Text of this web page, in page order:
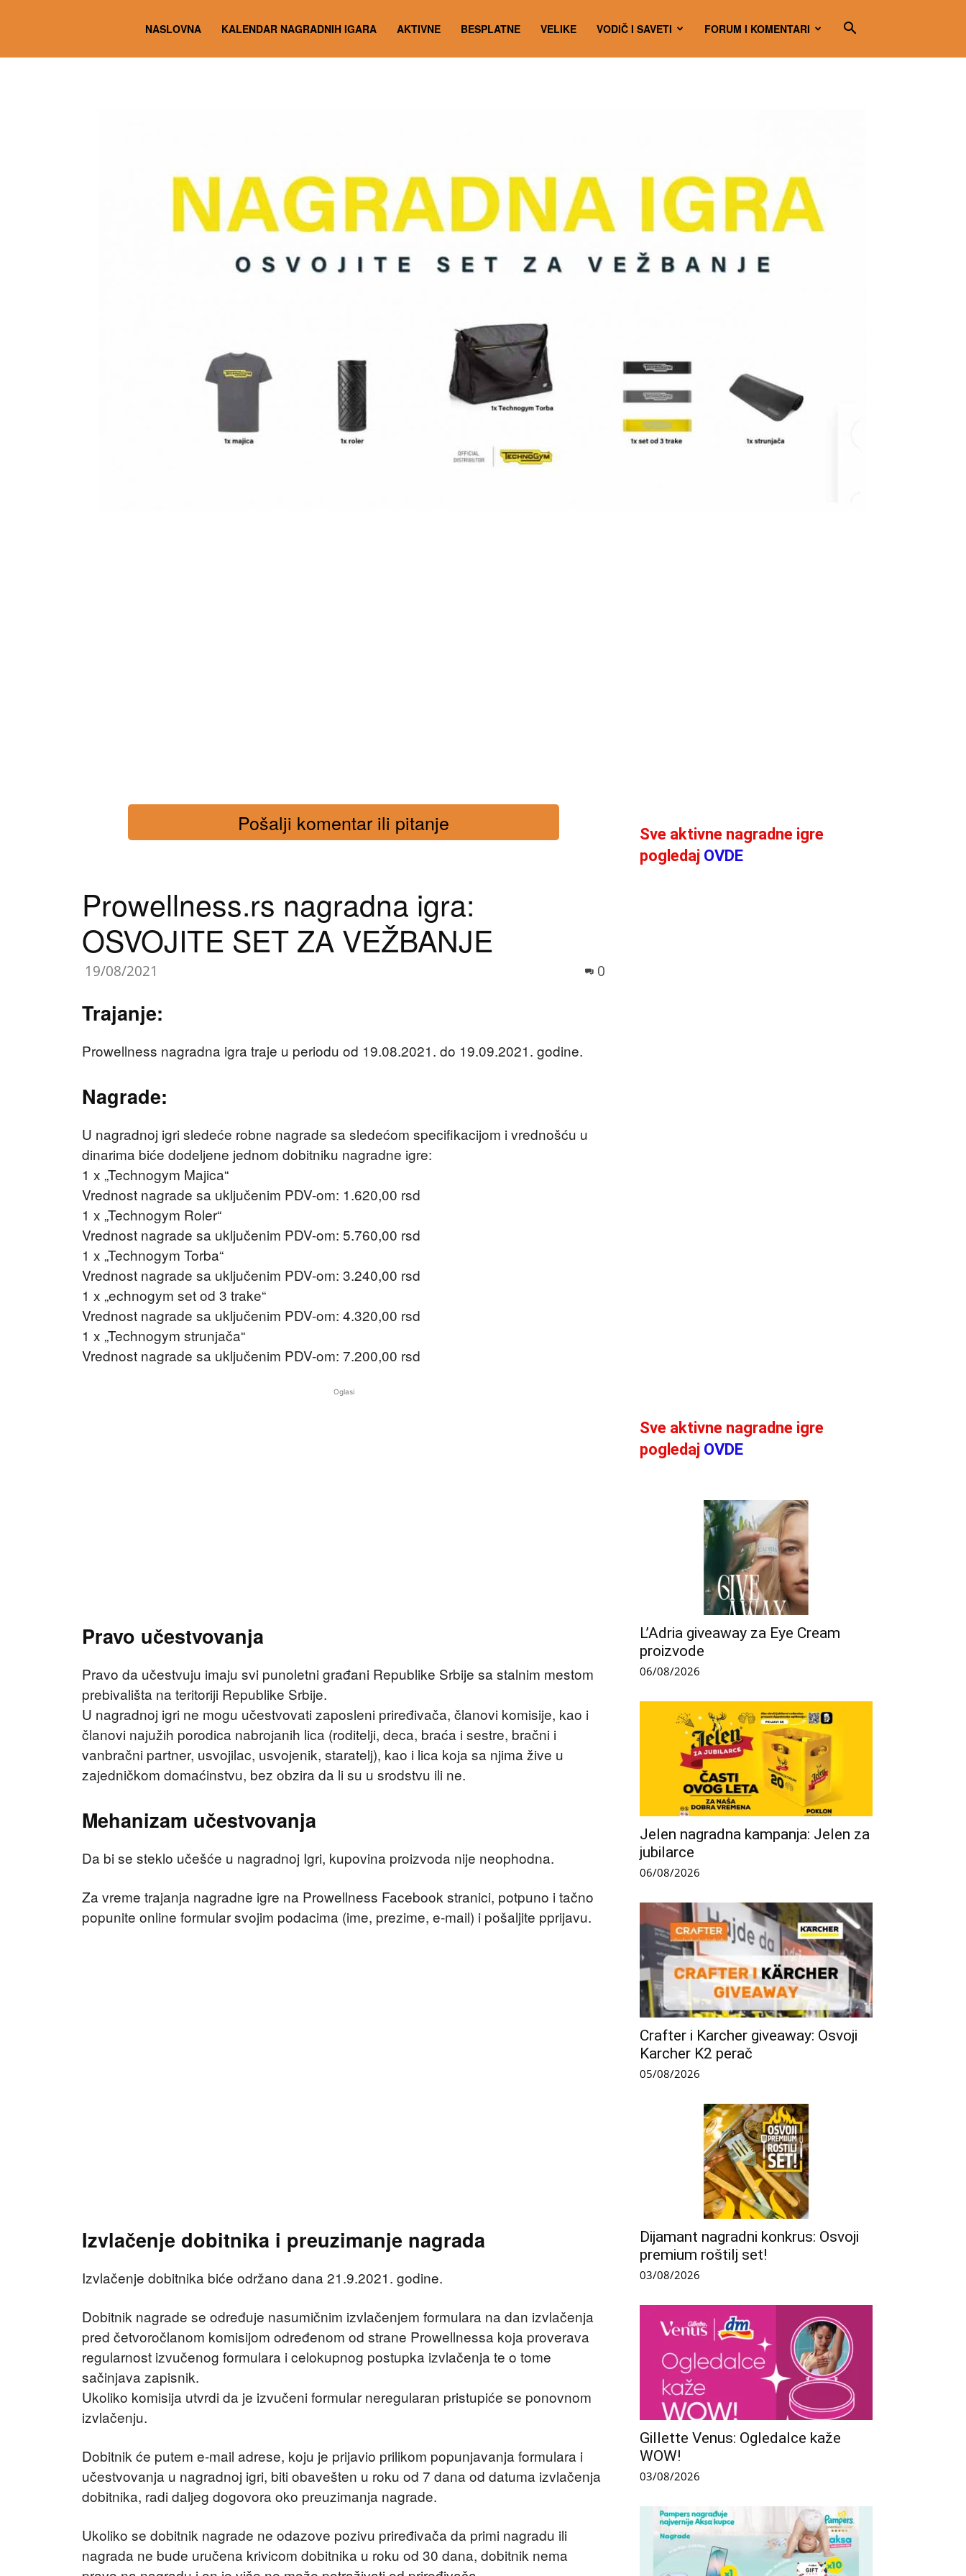
NASLOVNA KALENDAR NAGRADNIH IGARA AKTIVNE BESPLATNE VELIKE VODIČ I SAVETI FORUM I KOMENTARI
Pošalji komentar ili pitanje
Prowellness.rs nagradna igra:
OSVOJITE SET ZA VEŽBANJE
19/08/2021 0
Trajanje:
Prowellness nagradna igra traje u periodu od 19.08.2021. do 19.09.2021. godine.
Nagrade:
U nagradnoj igri sledeće robne nagrade sa sledećom specifikacijom i vrednošću u
dinarima biće dodeljene jednom dobitniku nagradne igre:
1 x „Technogym Majica“
Vrednost nagrade sa uključenim PDV-om: 1.620,00 rsd
1 x „Technogym Roler“
Vrednost nagrade sa uključenim PDV-om: 5.760,00 rsd
1 x „Technogym Torba“
Vrednost nagrade sa uključenim PDV-om: 3.240,00 rsd
1 x „echnogym set od 3 trake“
Vrednost nagrade sa uključenim PDV-om: 4.320,00 rsd
1 x „Technogym strunjača“
Vrednost nagrade sa uključenim PDV-om: 7.200,00 rsd
Oglasi
Pravo učestvovanja
Pravo da učestvuju imaju svi punoletni građani Republike Srbije sa stalnim mestom
prebivališta na teritoriji Republike Srbije.
U nagradnoj igri ne mogu učestvovati zaposleni priređivača, članovi komisije, kao i
članovi najužih porodica nabrojanih lica (roditelji, deca, braća i sestre, bračni i
vanbračni partner, usvojilac, usvojenik, staratelj), kao i lica koja sa njima žive u
zajedničkom domaćinstvu, bez obzira da li su u srodstvu ili ne.
Mehanizam učestvovanja
Da bi se steklo učešće u nagradnoj Igri, kupovina proizvoda nije neophodna.
Za vreme trajanja nagradne igre na Prowellness Facebook stranici, potpuno i tačno
popunite online formular svojim podacima (ime, prezime, e-mail) i pošaljite pprijavu.
Izvlačenje dobitnika i preuzimanje nagrada
Izvlačenje dobitnika biće održano dana 21.9.2021. godine.
Dobitnik nagrade se određuje nasumičnim izvlačenjem formulara na dan izvlačenja
pred četvoročlanom komisijom određenom od strane Prowellnessa koja proverava
regularnost izvučenog formulara i celokupnog postupka izvlačenja te o tome
sačinjava zapisnik.
Ukoliko komisija utvrdi da je izvučeni formular neregularan pristupiće se ponovnom
izvlačenju.
Dobitnik će putem e-mail adrese, koju je prijavio prilikom popunjavanja formulara i
učestvovanja u nagradnoj igri, biti obavešten u roku od 7 dana od datuma izvlačenja
dobitnika, radi daljeg dogovora oko preuzimanja nagrade.
Ukoliko se dobitnik nagrade ne odazove pozivu priređivača da primi nagradu ili
nagrada ne bude uručena krivicom dobitnika u roku od 30 dana, dobitnik nema
Sve aktivne nagradne igre
pogledaj OVDE
Sve aktivne nagradne igre
pogledaj OVDE
L’Adria giveaway za Eye Cream
proizvode
06/08/2026
Jelen nagradna kampanja: Jelen za
jubilarce
06/08/2026
Crafter i Karcher giveaway: Osvoji
Karcher K2 perač
05/08/2026
Dijamant nagradni konkrus: Osvoji
premium roštilj set!
03/08/2026
Gillette Venus: Ogledalce kaže
WOW!
03/08/2026